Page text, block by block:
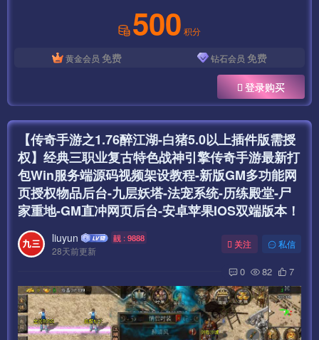
500 积分
黄金会员 免费 钻石会员 免费
登录购买
【传奇手游之1.76醉江湖-白猪5.0以上插件版需授
权】经典三职业复古特色战神引擎传奇手游最新打
包Win服务端源码视频架设教程-新版GM多功能网
页授权物品后台-九层妖塔-法宠系统-历练殿堂-尸
家重地-GM直冲网页后台-安卓苹果IOS双端版本！
liuyun 靓 : 9888
28天前更新
关注 私信
0 82 7